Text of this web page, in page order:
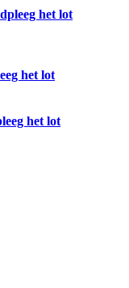
het lot
het lot
het lot